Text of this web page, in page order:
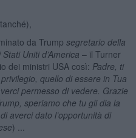
da Trump segretario della
Uniti d’America – il Turner
dei ministri USA così: Padre, ti
quello di essere in Tua
permesso di vedere. Grazie
speriamo che tu gli dia la
averci dato l’opportunità di
) ...